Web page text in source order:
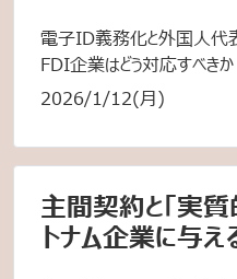
電子ID義務化と外国人代
FDI企業はどう対応すべきか
2026/1/12(月)
主間契約と「実
トナム企業に与